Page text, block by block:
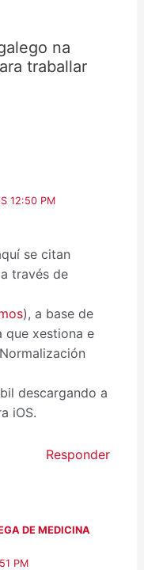
na
traballar
12:50 PM
se citan
través de
), a base de
que xestiona e
descargando a
iOS.
Responder
DE MEDICINA
PM